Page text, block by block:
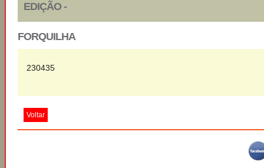
EDIÇÃO -
FORQUILHA
230435
Voltar